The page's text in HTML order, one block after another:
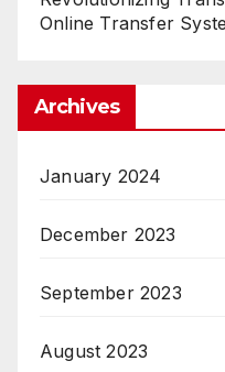
Online Transfer
Archives
January 2024
December 2023
September 2023
August 2023